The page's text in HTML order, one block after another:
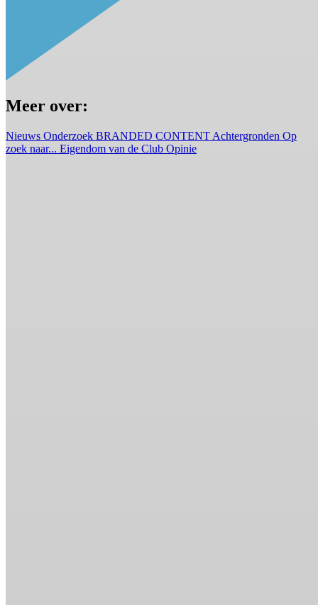
Meer over:
Nieuws Onderzoek BRANDED CONTENT Achtergronden Op
zoek naar... Eigendom van de Club Opinie